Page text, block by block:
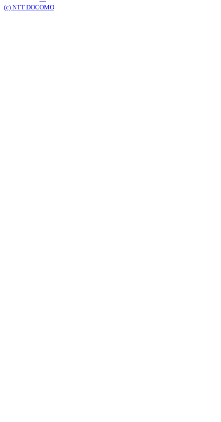
(c) NTT DOCOMO